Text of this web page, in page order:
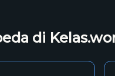
di